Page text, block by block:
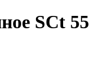
SCt 55